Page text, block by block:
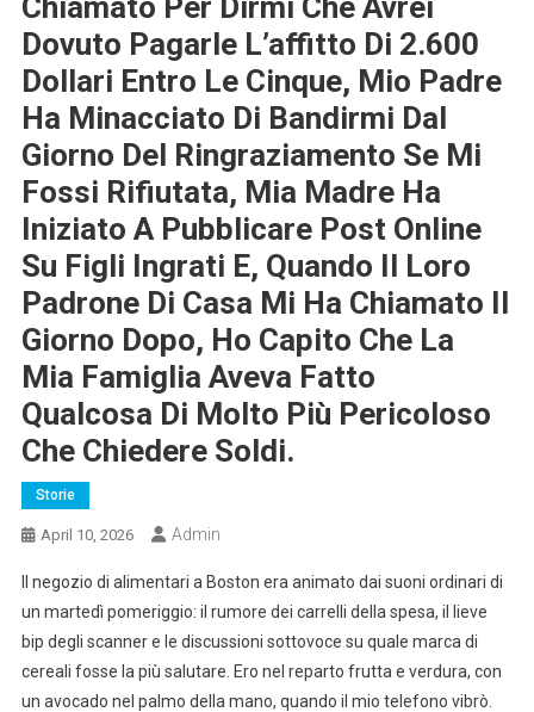
Dovuto Pagarle L’affitto Di 2.600
Dollari Entro Le Cinque, Mio Padre
Ha Minacciato Di Bandirmi Dal
Giorno Del Ringraziamento Se Mi
Fossi Rifiutata, Mia Madre Ha
Iniziato A Pubblicare Post Online
Su Figli Ingrati E, Quando Il Loro
Padrone Di Casa Mi Ha Chiamato Il
Giorno Dopo, Ho Capito Che La
Mia Famiglia Aveva Fatto
Qualcosa Di Molto Più Pericoloso
Che Chiedere Soldi.
Storie
April 10, 2026 Admin
Il negozio di alimentari a Boston era animato dai suoni ordinari di
un martedì pomeriggio: il rumore dei carrelli della spesa, il lieve
bip degli scanner e le discussioni sottovoce su quale marca di
cereali fosse la più salutare. Ero nel reparto frutta e verdura, con
un avocado nel palmo della mano, quando il mio telefono vibrò.